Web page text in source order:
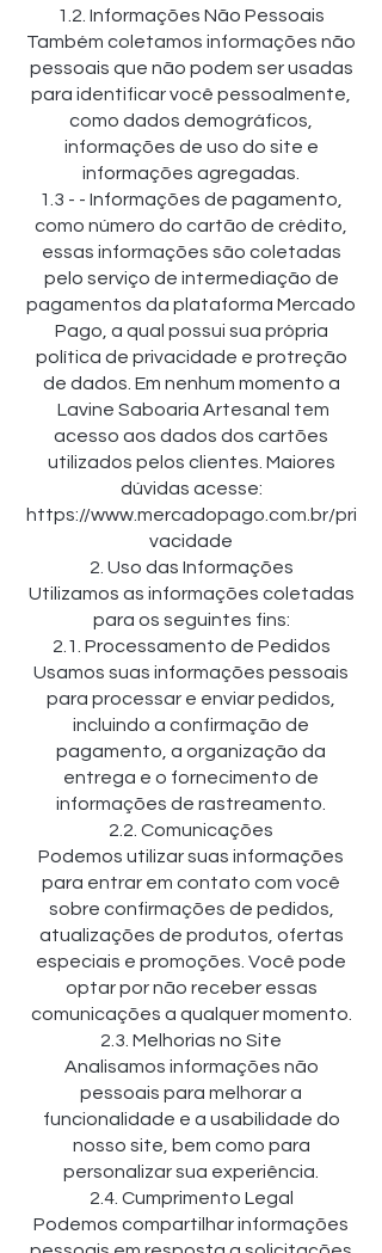
1.2. Informações Não Pessoais
Também coletamos informações não
pessoais que não podem ser usadas
para identificar você pessoalmente,
como dados demográficos,
informações de uso do site e
informações agregadas.
1.3 - - Informações de pagamento,
como número do cartão de crédito,
essas informações são coletadas
pelo serviço de intermediação de
pagamentos da plataforma Mercado
Pago, a qual possui sua própria
política de privacidade e protreção
de dados. Em nenhum momento a
Lavine Saboaria Artesanal tem
acesso aos dados dos cartões
utilizados pelos clientes. Maiores
dúvidas acesse:
https://www.mercadopago.com.br/pri
vacidade
2. Uso das Informações
Utilizamos as informações coletadas
para os seguintes fins:
2.1. Processamento de Pedidos
Usamos suas informações pessoais
para processar e enviar pedidos,
incluindo a confirmação de
pagamento, a organização da
entrega e o fornecimento de
informações de rastreamento.
2.2. Comunicações
Podemos utilizar suas informações
para entrar em contato com você
sobre confirmações de pedidos,
atualizações de produtos, ofertas
especiais e promoções. Você pode
optar por não receber essas
comunicações a qualquer momento.
2.3. Melhorias no Site
Analisamos informações não
pessoais para melhorar a
funcionalidade e a usabilidade do
nosso site, bem como para
personalizar sua experiência.
2.4. Cumprimento Legal
Podemos compartilhar informações